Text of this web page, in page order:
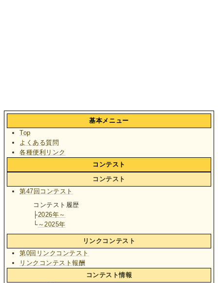
基本メニュー
Top
よくある質問
各種便利リンク
コンテスト
コンテスト
第47回コンテスト
コンテスト履歴
├2026年～
└～2025年
リンクコンテスト
第0回リンクコンテスト
リンクコンテスト報酬
コンテスト情報